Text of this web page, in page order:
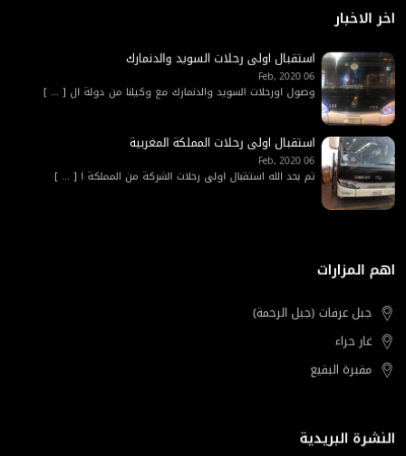
اخر الاخبار
استقبال اولى رحلات السويد والدنمارك
06 Feb, 2020
وصول اورحلات السويد والدنمارك مع وكيلنا من دولة ال [ ... ]
استقبال اولى رحلات المملكة المغربية
06 Feb, 2020
تم بحد الله استقبال اولى رحلات الشركة من المملكة ا [ ... ]
اهم المزارات
جبل عرفات (جبل الرحمة)
غار حراء
مقبرة البقيع
النشرة البريدية